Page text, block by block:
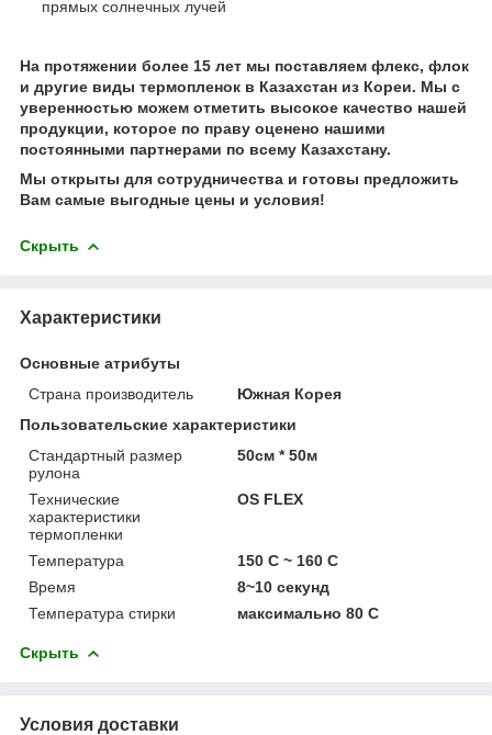
прямых солнечных лучей
На протяжении более 15 лет мы поставляем флекс, флок
и другие виды термопленок в Казахстан из Кореи. Мы с
уверенностью можем отметить высокое качество нашей
продукции, которое по праву оценено нашими
постоянными партнерами по всему Казахстану.
Мы открыты для сотрудничества и готовы предложить
Вам самые выгодные цены и условия!
Скрыть
Характеристики
Основные атрибуты
Страна производитель
Южная Корея
Пользовательские характеристики
Стандартный размер
рулона
50см * 50м
Технические
характеристики
термопленки
OS FLEX
Температура
150 С ~ 160 С
Время
8~10 секунд
Температура стирки
максимально 80 С
Скрыть
Условия доставки